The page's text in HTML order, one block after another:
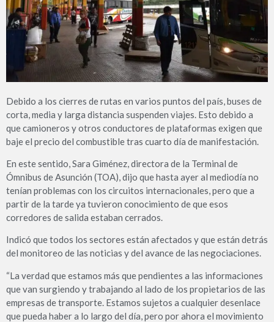
Debido a los cierres de rutas en varios puntos del país, buses de
corta, media y larga distancia suspenden viajes. Esto debido a
que camioneros y otros conductores de plataformas exigen que
baje el precio del combustible tras cuarto día de manifestación.
En este sentido, Sara Giménez, directora de la Terminal de
Ómnibus de Asunción (TOA), dijo que hasta ayer al mediodía no
tenían problemas con los circuitos internacionales, pero que a
partir de la tarde ya tuvieron conocimiento de que esos
corredores de salida estaban cerrados.
Indicó que todos los sectores están afectados y que están detrás
del monitoreo de las noticias y del avance de las negociaciones.
“La verdad que estamos más que pendientes a las informaciones
que van surgiendo y trabajando al lado de los propietarios de las
empresas de transporte. Estamos sujetos a cualquier desenlace
que pueda haber a lo largo del día, pero por ahora el movimiento